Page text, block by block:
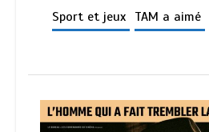
Sport et jeux TAM a aimé